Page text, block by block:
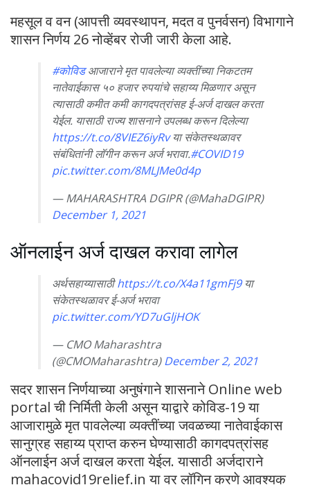
महसूल व वन (आपत्ती व्यवस्थापन, मदत व पुनर्वसन) विभागाने
शासन निर्णय 26 नोव्हेंबर रोजी जारी केला आहे.
#कोविडआजाराने मृत पावलेल्या व्यक्तींच्या निकटतम
नातेवाईकास ५० हजार रुपयांचे सहाय्य मिळणार असून
त्यासाठी कमीत कमी कागदपत्रांसह ई-अर्ज दाखल करता
येईल. यासाठी राज्य शासनाने उपलब्ध करून दिलेल्या
https://t.co/8VIEZ6iyRvया संकेतस्थळावर
संबंधितांनी लॉगीन करून अर्ज भरावा.#COVID19
pic.twitter.com/8MLJMe0d4p
— MAHARASHTRA DGIPR (@MahaDGIPR)
December 1, 2021
ऑनलाईन अर्ज दाखल करावा लागेल
अर्थसहाय्यासाठीhttps://t.co/X4a11gmFj9या
संकेतस्थळावर ई-अर्ज भरावा
pic.twitter.com/YD7uGljHOK
— CMO Maharashtra
(@CMOMaharashtra)December 2, 2021
सदर शासन निर्णयाच्या अनुषंगाने शासनाने Online web
portal ची निर्मिती केली असून याद्वारे कोविड-19 या
आजारामुळे मृत पावलेल्या व्यक्तींच्या जवळच्या नातेवाईकास
सानुग्रह सहाय्य प्राप्त करुन घेण्यासाठी कागदपत्रांसह
ऑनलाईन अर्ज दाखल करता येईल. यासाठी अर्जदाराने
mahacovid19relief.in या वर लॉगिन करणे आवश्यक